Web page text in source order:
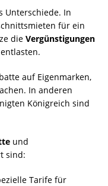
Unterschiede. In
für ein
die Vergünstigungen
auf Eigenmarken,
In anderen
Königreich sind
und
sind:
Tarife für